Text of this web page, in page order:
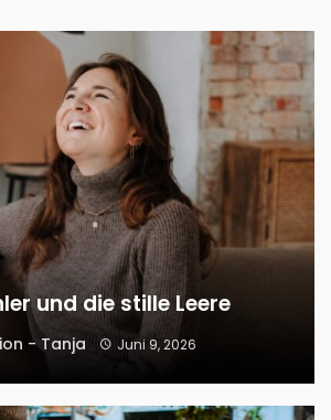
und die stille Leere
- Tanja Juni 9, 2026